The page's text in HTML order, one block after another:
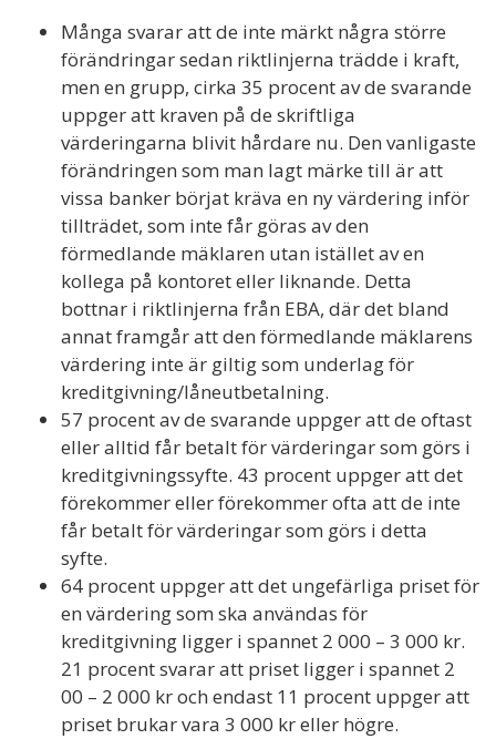
Många svarar att de inte märkt några större
förändringar sedan riktlinjerna trädde i kraft,
men en grupp, cirka 35 procent av de svarande
uppger att kraven på de skriftliga
värderingarna blivit hårdare nu. Den vanligaste
förändringen som man lagt märke till är att
vissa banker börjat kräva en ny värdering inför
tillträdet, som inte får göras av den
förmedlande mäklaren utan istället av en
kollega på kontoret eller liknande. Detta
bottnar i riktlinjerna från EBA, där det bland
annat framgår att den förmedlande mäklarens
värdering inte är giltig som underlag för
kreditgivning/låneutbetalning.
57 procent av de svarande uppger att de oftast
eller alltid får betalt för värderingar som görs i
kreditgivningssyfte. 43 procent uppger att det
förekommer eller förekommer ofta att de inte
får betalt för värderingar som görs i detta
syfte.
64 procent uppger att det ungefärliga priset för
en värdering som ska användas för
kreditgivning ligger i spannet 2 000 – 3 000 kr.
21 procent svarar att priset ligger i spannet 2
00 – 2 000 kr och endast 11 procent uppger att
priset brukar vara 3 000 kr eller högre.